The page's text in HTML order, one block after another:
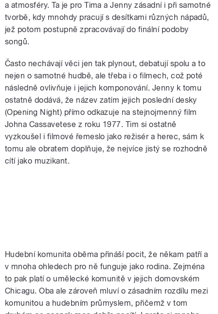
a atmosféry. Ta je pro Tima a Jenny zásadní i při samotné
tvorbě, kdy mnohdy pracují s desítkami různých nápadů,
jež potom postupně zpracovávají do finální podoby
songů.
Často nechávají věci jen tak plynout, debatují spolu a to
nejen o samotné hudbě, ale třeba i o filmech, což poté
následně ovlivňuje i jejich komponování. Jenny k tomu
ostatně dodává, že název zatím jejich poslední desky
(Opening Night) přímo odkazuje na stejnojmenný film
Johna Cassavetese z roku 1977. Tim si ostatně
vyzkoušel i filmové řemeslo jako režisér a herec, sám k
tomu ale obratem doplňuje, že nejvíce jistý se rozhodně
cítí jako muzikant.
Hudební komunita oběma přináší pocit, že někam patří a
v mnoha ohledech pro ně funguje jako rodina. Zejména
to pak platí o umělecké komunitě v jejich domovském
Chicagu. Oba ale zároveň mluví o zásadním rozdílu mezi
komunitou a hudebním průmyslem, přičemž v tom